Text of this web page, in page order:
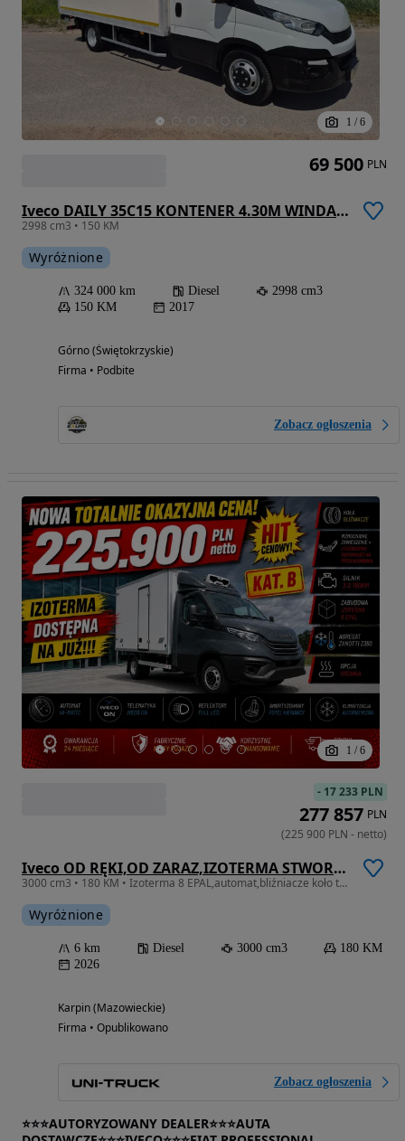
1 / 6
Iveco DAILY 35C15 KONTENER 4.30M WINDA SORENSEN 750KG SALON PL 2017R
2998 cm3 • 150 KM
Wyróżnione
324 000 km Diesel
2998 cm3
150 KM
2017
Górno (Świętokrzyskie)
Firma • Podbite
Zobacz ogłoszenia
69 500 PLN
1 / 6
Iveco OD RĘKI,OD ZARAZ,IZOTERMA STWORZONA DO CIĘŻKIEJ PRACY!!!
3000 cm3 • 180 KM • Izoterma 8 EPAL,automat,bliźniacze koło tylne,wzmocnione zawieszenie,
Wyróżnione
6 km Diesel 3000 cm3
180 KM
2026
Karpin (Mazowieckie)
Firma • Opublikowano
Zobacz ogłoszenia
⭐⭐⭐AUTORYZOWANY DEALER⭐⭐⭐AUTA
- 17 233 PLN
277 857 PLN
(225 900 PLN - netto)